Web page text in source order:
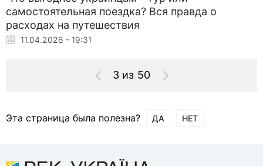
самостоятельная поездка? Вся правда о
расходах на путешествия
11.04.2026 - 19:31
3 из 50
Эта страница была полезна? ДА НЕТ